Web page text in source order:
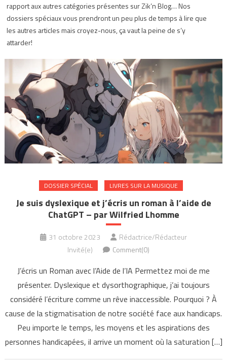
rapport aux autres catégories présentes sur Zik’n Blog… Nos
dossiers spéciaux vous prendront un peu plus de temps à lire que
les autres articles mais croyez-nous, ça vaut la peine de s’y
attarder!
DOSSIER SPÉCIAL LIVRES SUR LA MUSIQUE
Je suis dyslexique et j’écris un roman à l’aide de
ChatGPT – par Wilfried Lhomme
31 octobre 2023
Rédactrice/Rédacteur
Invité(e)
Comment(0)
J’écris un Roman avec l’Aide de l’IA Permettez moi de me
présenter. Dyslexique et dysorthographique, j’ai toujours
considéré l’écriture comme un rêve inaccessible. Pourquoi ? À
cause de la stigmatisation de notre société face aux handicaps.
Peu importe le temps, les moyens et les aspirations des
personnes handicapées, il arrive un moment où la saturation […]